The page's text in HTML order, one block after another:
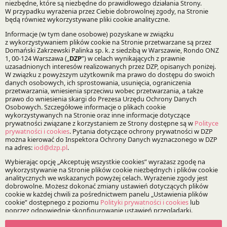
Doradzaliśmy Idea Bank SA przy sprzedaży spółki
windykacyjnej GetBack SA. Wartość transakcji to 825
mln PLN. Kupującym był fundusz private equity Abris
Capital Partners.
DZP prowadzi precedensowe postępowanie
restrukturyzacyjne
28.07.2016
Doradzamy WGE Development przy restrukturyzacji
zobowiązań z 10 serii obligacji wobec ponad 120
obligatariuszy w precedensowym, przyspieszonym
postępowaniu układowym.
USP Zdrowie kupiło polsko-szwedzką Grupę
Naturell
18.07.2016